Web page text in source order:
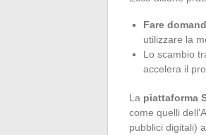
Fare
utilizzare la
Lo scambio
accelera il
La piattaforma
come quelli
pubblici digitali)